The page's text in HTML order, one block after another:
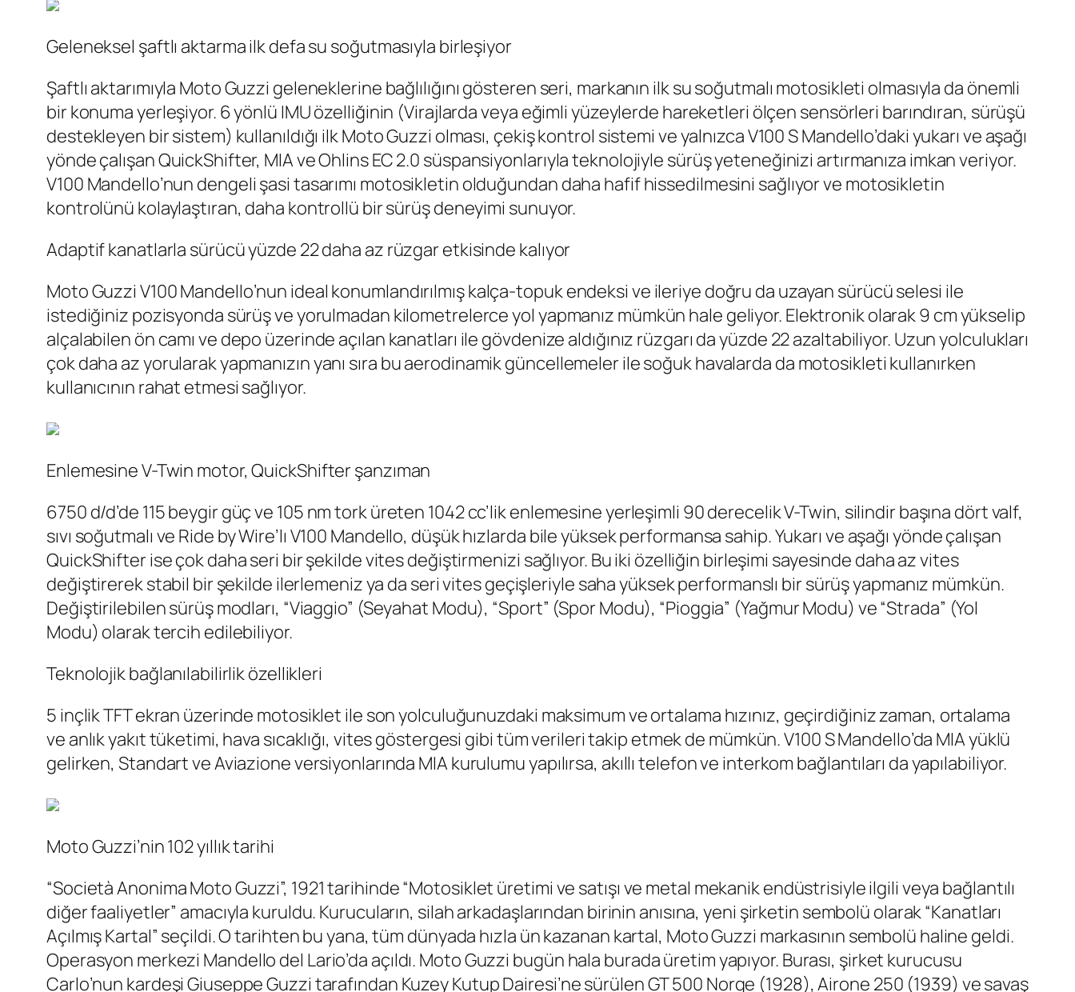
Geleneksel şaftlı aktarma ilk defa su soğutmasıyla birleşiyor
Şaftlı aktarımıyla Moto Guzzi geleneklerine bağlılığını gösteren seri, markanın ilk su soğutmalı motosikleti olmasıyla da önemli
bir konuma yerleşiyor. 6 yönlü IMU özelliğinin (Virajlarda veya eğimli yüzeylerde hareketleri ölçen sensörleri barındıran, sürüşü
destekleyen bir sistem) kullanıldığı ilk Moto Guzzi olması, çekiş kontrol sistemi ve yalnızca V100 S Mandello’daki yukarı ve aşağı
yönde çalışan QuickShifter, MIA ve Ohlins EC 2.0 süspansiyonlarıyla teknolojiyle sürüş yeteneğinizi artırmanıza imkan veriyor.
V100 Mandello’nun dengeli şasi tasarımı motosikletin olduğundan daha hafif hissedilmesini sağlıyor ve motosikletin
kontrolünü kolaylaştıran, daha kontrollü bir sürüş deneyimi sunuyor.
Adaptif kanatlarla sürücü yüzde 22 daha az rüzgar etkisinde kalıyor
Moto Guzzi V100 Mandello’nun ideal konumlandırılmış kalça-topuk endeksi ve ileriye doğru da uzayan sürücü selesi ile
istediğiniz pozisyonda sürüş ve yorulmadan kilometrelerce yol yapmanız mümkün hale geliyor. Elektronik olarak 9 cm yükselip
alçalabilen ön camı ve depo üzerinde açılan kanatları ile gövdenize aldığınız rüzgarı da yüzde 22 azaltabiliyor. Uzun yolculukları
çok daha az yorularak yapmanızın yanı sıra bu aerodinamik güncellemeler ile soğuk havalarda da motosikleti kullanırken
kullanıcının rahat etmesi sağlıyor.
Enlemesine V-Twin motor, QuickShifter şanzıman
6750 d/d’de 115 beygir güç ve 105 nm tork üreten 1042 cc’lik enlemesine yerleşimli 90 derecelik V-Twin, silindir başına dört valf,
sıvı soğutmalı ve Ride by Wire’lı V100 Mandello, düşük hızlarda bile yüksek performansa sahip. Yukarı ve aşağı yönde çalışan
QuickShifter ise çok daha seri bir şekilde vites değiştirmenizi sağlıyor. Bu iki özelliğin birleşimi sayesinde daha az vites
değiştirerek stabil bir şekilde ilerlemeniz ya da seri vites geçişleriyle saha yüksek performanslı bir sürüş yapmanız mümkün.
Değiştirilebilen sürüş modları, “Viaggio” (Seyahat Modu), “Sport” (Spor Modu), “Pioggia” (Yağmur Modu) ve “Strada” (Yol
Modu) olarak tercih edilebiliyor.
Teknolojik bağlanılabilirlik özellikleri
5 inçlik TFT ekran üzerinde motosiklet ile son yolculuğunuzdaki maksimum ve ortalama hızınız, geçirdiğiniz zaman, ortalama
ve anlık yakıt tüketimi, hava sıcaklığı, vites göstergesi gibi tüm verileri takip etmek de mümkün. V100 S Mandello’da MIA yüklü
gelirken, Standart ve Aviazione versiyonlarında MIA kurulumu yapılırsa, akıllı telefon ve interkom bağlantıları da yapılabiliyor.
Moto Guzzi’nin 102 yıllık tarihi
“Società Anonima Moto Guzzi”, 1921 tarihinde “Motosiklet üretimi ve satışı ve metal mekanik endüstrisiyle ilgili veya bağlantılı
diğer faaliyetler” amacıyla kuruldu. Kurucuların, silah arkadaşlarından birinin anısına, yeni şirketin sembolü olarak “Kanatları
Açılmış Kartal” seçildi. O tarihten bu yana, tüm dünyada hızla ün kazanan kartal, Moto Guzzi markasının sembolü haline geldi.
Operasyon merkezi Mandello del Lario’da açıldı. Moto Guzzi bugün hala burada üretim yapıyor. Burası, şirket kurucusu
Carlo’nun kardeşi Giuseppe Guzzi tarafından Kuzey Kutup Dairesi’ne sürülen GT 500 Norge (1928), Airone 250 (1939) ve savaş